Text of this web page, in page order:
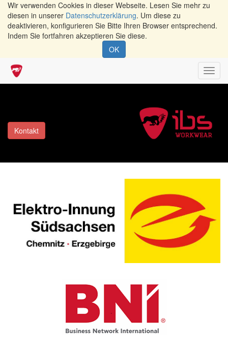
Wir verwenden Cookies in dieser Webseite. Lesen Sie mehr zu
diesen in unserer Datenschutzerklärung. Um diese zu
deaktivieren, konfigurieren Sie Bitte Ihren Browser entsprechend.
Indem Sie fortfahren akzeptieren Sie diese.
OK
Kontakt